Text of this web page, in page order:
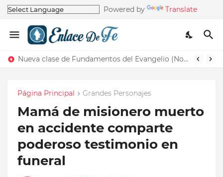
Powered by Translate
Nueva clase de Fundamentos del Evangelio (Nos recuerda la de Principios del Evangelio)
Página Principal Grandes Personajes
Mamá de misionero muerto
en accidente comparte
poderoso testimonio en
funeral